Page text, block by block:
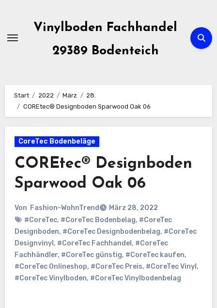
springen
Vinylboden Fachhandel
29389 Bodenteich
Start 2022 März
28.
COREtec® Designboden Sparwood Oak 06
CoreTec Bodenbeläge
COREtec® Designboden
Sparwood Oak 06
Von Fashion-WohnTrend
März 28, 2022
#CoreTec, #CoreTec Bodenbelag, #CoreTec
Designboden, #CoreTec Designbodenbelag, #CoreTec
Designvinyl , #CoreTec Fachhandel , #CoreTec
Fachhändler, #CoreTec günstig, #CoreTec kaufen,
#CoreTec Onlineshop, #CoreTec Preis, #CoreTec Vinyl ,
#CoreTec Vinylboden, #CoreTec Vinylbodenbelag